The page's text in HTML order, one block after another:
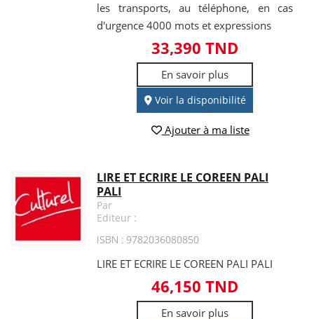
les transports, au téléphone, en cas
d'urgence 4000 mots et expressions
33,390 TND
En savoir plus
Voir la disponibilité
Ajouter à ma liste
LIRE ET ECRIRE LE COREEN PALI
PALI
Par
Editeur :
ISBN : 9782036080850
LIRE ET ECRIRE LE COREEN PALI PALI
46,150 TND
En savoir plus